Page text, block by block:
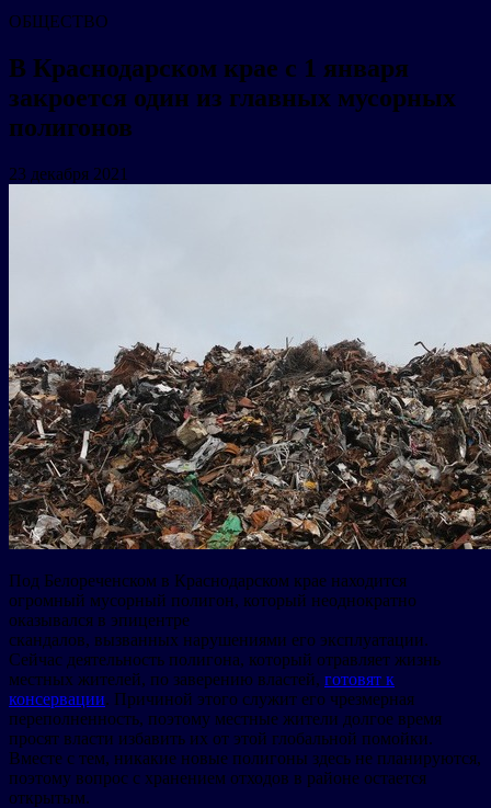
ОБЩЕСТВО
В Краснодарском крае с 1 января
закроется один из главных мусорных
полигонов
23 декабря 2021
Под Белореченском в Краснодарском крае находится
огромный мусорный полигон, который неоднократно
оказывался в эпицентре
скандалов, вызванных нарушениями его эксплуатации.
Сейчас деятельность полигона, который отравляет жизнь
местных жителей, по заверению властей, готовят к
консервации. Причиной этого служит его чрезмерная
переполненность, поэтому местные жители долгое время
просят власти избавить их от этой глобальной помойки.
Вместе с тем, никакие новые полигоны здесь не планируются,
поэтому вопрос с хранением отходов в районе остается
открытым.